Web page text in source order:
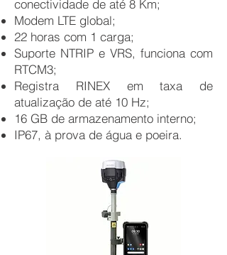
conectividade de até 8 Km;
Modem LTE global;
22 horas com 1 carga;
Suporte NTRIP e VRS, funciona com
RTCM3;
Registra RINEX em taxa de
atualização de até 10 Hz;
16 GB de armazenamento interno;
IP67, à prova de água e poeira.